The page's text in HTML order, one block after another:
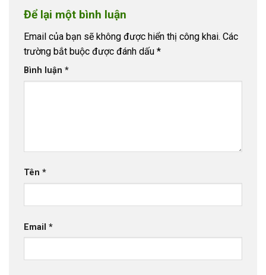
Để lại một bình luận
Email của bạn sẽ không được hiển thị công khai. Các
trường bắt buộc được đánh dấu *
Bình luận *
Tên *
Email *